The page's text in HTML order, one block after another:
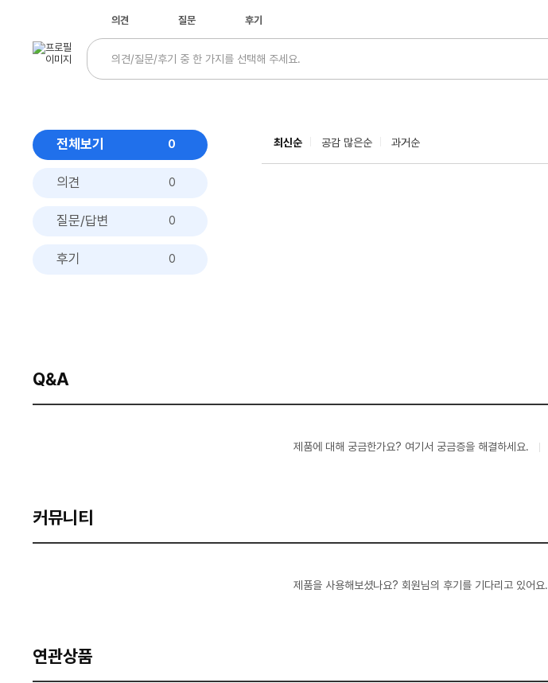
의견 질문 후기
전체보기 0
의견 0
질문/답변 0
후기 0
최신순 공감 많은순 과거순
Q&A
제품에 대해 궁금한가요? 여기서 궁금증을 해결하세요.
커뮤니티
제품을 사용해보셨나요? 회원님의 후기를 기다리고 있어요.
연관상품